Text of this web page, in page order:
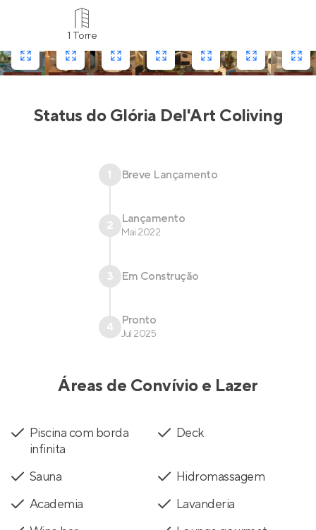
1 Torre
Status doGlória Del'Art Coliving
1 Breve Lançamento
2 Lançamento
Mai 2022
3 Em Construção
4 Pronto
Jul 2025
Áreas de Convívio e Lazer
Piscina com borda
infinita
Deck
Sauna
Hidromassagem
Academia
Lavanderia